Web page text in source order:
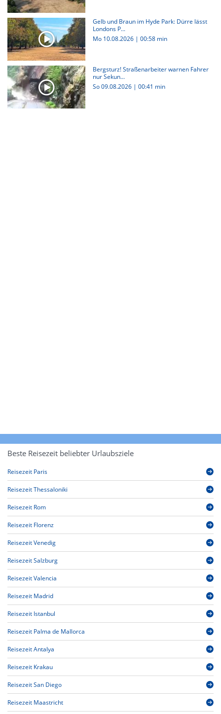
Gelb und Braun im Hyde Park: Dürre lässt
Londons P...
Mo 10.08.2026 | 00:58 min
Bergsturz! Straßenarbeiter warnen Fahrer
nur Sekun...
So 09.08.2026 | 00:41 min
Beste Reisezeit beliebter Urlaubsziele
Reisezeit Paris
Reisezeit Thessaloniki
Reisezeit Rom
Reisezeit Florenz
Reisezeit Venedig
Reisezeit Salzburg
Reisezeit Valencia
Reisezeit Madrid
Reisezeit Istanbul
Reisezeit Palma de Mallorca
Reisezeit Antalya
Reisezeit Krakau
Reisezeit San Diego
Reisezeit Maastricht